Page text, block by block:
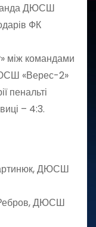
ДЮСШ
ФК
між командами
«Верес-2»
пенальті
– 4:3.
ДЮСШ
ДЮСШ